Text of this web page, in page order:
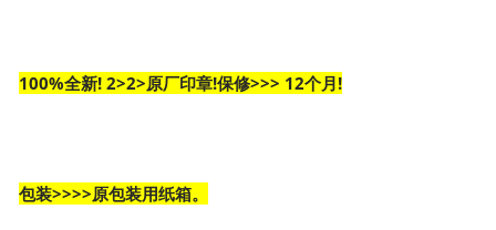
100%全新! 2>2>原厂印章!保修>>> 12个月!
包装>>>>原包装用纸箱。